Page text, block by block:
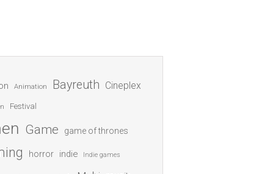
Animation Bayreuth Cineplex
Festival
Game game of thrones
horror indie Indie games